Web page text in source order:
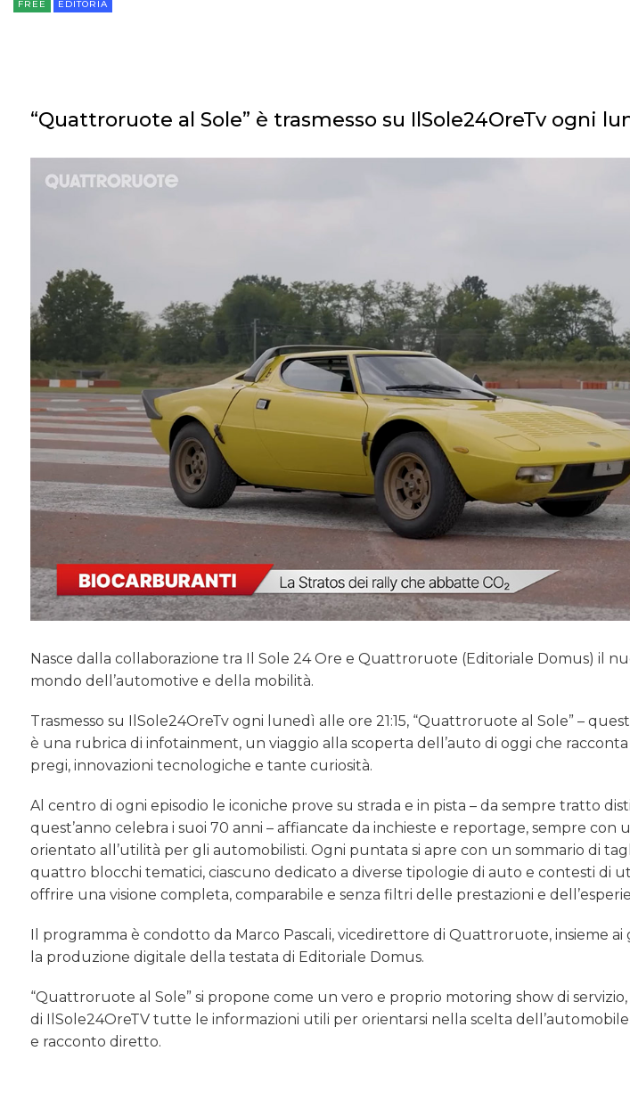
FREE EDITORIA
“Quattroruote al Sole” è trasmesso su IlSole24OreTv ogni
Nasce dalla collaborazione tra Il Sole 24 Ore e Quattroruote (Editoriale Domus) il
mondo dell’automotive e della mobilità.
Trasmesso su IlSole24OreTv ogni lunedì alle ore 21:15, “Quattroruote al Sole” –
è una rubrica di infotainment, un viaggio alla scoperta dell’auto di oggi che
pregi, innovazioni tecnologiche e tante curiosità.
Al centro di ogni episodio le iconiche prove su strada e in pista – da sempre tratto
quest’anno celebra i suoi 70 anni – affiancate da inchieste e reportage, sempre con
orientato all’utilità per gli automobilisti. Ogni puntata si apre con un sommario di
quattro blocchi tematici, ciascuno dedicato a diverse tipologie di auto e contesti di
offrire una visione completa, comparabile e senza filtri delle prestazioni e
Il programma è condotto da Marco Pascali, vicedirettore di Quattroruote, insieme
la produzione digitale della testata di Editoriale Domus.
“Quattroruote al Sole” si propone come un vero e proprio motoring show di
di IlSole24OreTV tutte le informazioni utili per orientarsi nella scelta
e racconto diretto.